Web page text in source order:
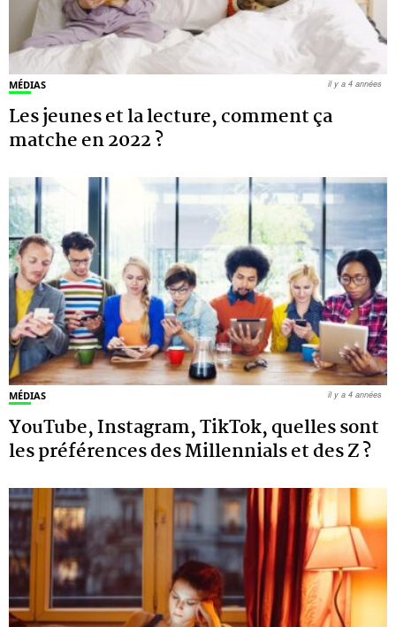
MÉDIAS
Les jeunes et la lecture, comment ça
matche en 2022 ?
il y a 4 années
MÉDIAS
YouTube, Instagram, TikTok, quelles sont
les préférences des Millennials et des Z ?
il y a 4 années